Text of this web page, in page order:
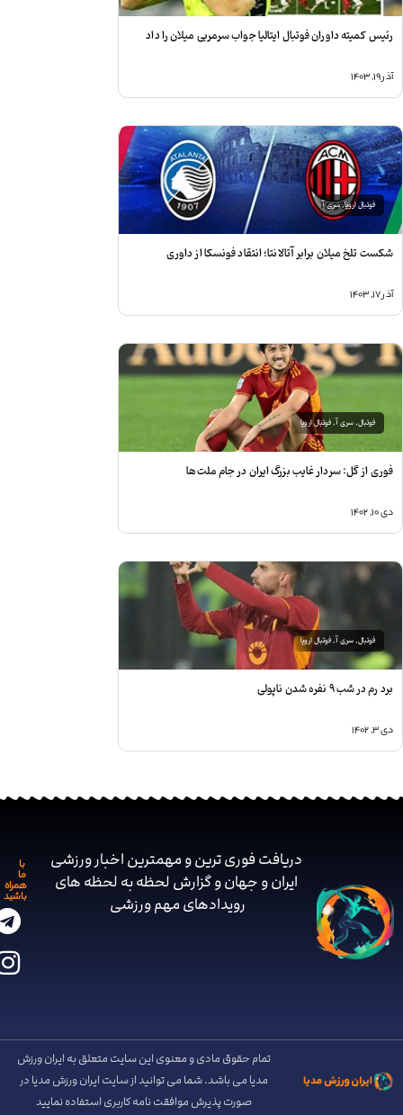
رئیس کمیته داوران فوتبال ایتالیا جواب سرمربی میلان را داد
آذر ۱۹, ۱۴۰۳
فوتبال اروپا,سری آ
شکست تلخ میلان برابر آتالانتا؛ انتقاد فونسکا از داوری
آذر ۱۷, ۱۴۰۳
فوتبال,سری آ,فوتبال اروپا
فوری از گل: سردار غایب بزرگ ایران در جام ملت‌ها
دی ۱۰, ۱۴۰۲
فوتبال,سری آ,فوتبال اروپا
برد رم در شب ۹ نفره شدن ناپولی
دی ۳, ۱۴۰۲
دریافت فوری ترین و مهمترین اخبار ورزشی
ایران و جهان و گزارش لحظه به لحظه های
رویدادهای مهم ‌ورزشی
همراه
باشید
تمام حقوق مادی و معنوی این سایت متعلق به ایران ورزش
مدیا می باشد. شما می توانید از سایت ایران ورزش مدیا در
صورت پذیرش موافقت نامه کاربری استفاده نمایید